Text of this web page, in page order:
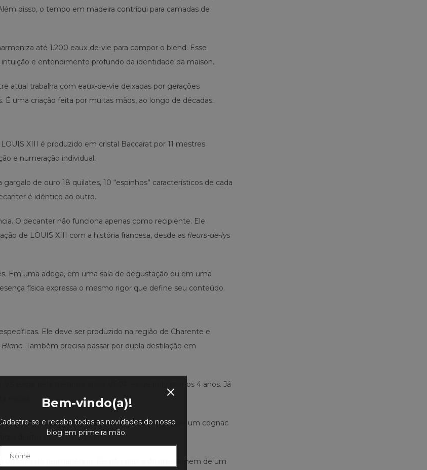
Bem-vindo(a)!
se e receba todas as novidades do nosso
blog em primeira mão.
disso, o tempo em madeira contribui para camadas de
até 1.200 eaux-de-vie para compor o blend. Esse
e entendimento profundo da identidade da maison.
atual trabalha com eaux-de-vie deixadas por gerações
É uma criação feita por muitas mãos, ao longo de décadas.
XIII é produzido em cristal Baccarat por 11 mestres
e numeração individual.
de ouro 18 quilates, 10 “espinhos” característicos de cada
é idêntico ao outro.
O decanter não funciona apenas como recipiente. Ele
de LOUIS XIII com a história francesa, desde as fleurs-de-lys
Em uma adega, em uma sala de degustação ou em uma
física expressa o mesmo rigor que define seu conteúdo.
Ele deve ser produzido na região de Charente e
Blanc. Também precisa passar por dupla destilação em
exige pelo menos 2 anos. VSOP exige pelo menos 4 anos. Já
escala.
as classificações tradicionais sem deixar de ser um cognac
dentro dessa categoria.
de permanência. Ele não nasce da pressa, nem de um